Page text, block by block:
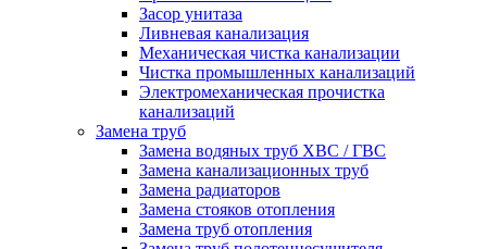
Засор унитаза
Ливневая канализация
Механическая чистка канализации
Чистка промышленных канализаций
Электромеханическая прочистка
канализаций
Замена труб
Замена водяных труб ХВС / ГВС
Замена канализационных труб
Замена радиаторов
Замена стояков отопления
Замена труб отопления